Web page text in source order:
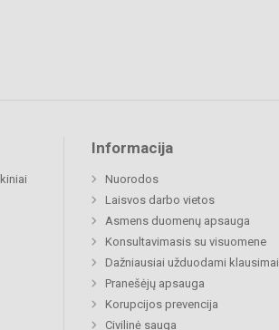
Informacija
Nuorodos
Laisvos darbo vietos
Asmens duomenų apsauga
Konsultavimasis su visuomene
Dažniausiai užduodami klausimai
Pranešėjų apsauga
Korupcijos prevencija
Civilinė sauga